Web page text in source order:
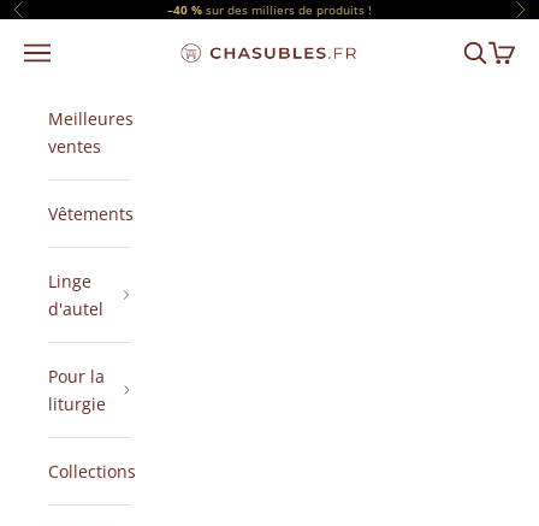
Passer au contenu
Précédent –40 % sur des milliers de produits !
CHASUBLES.FR
Menu Panier
Meilleures
ventes
Vêtements
Linge
d'autel
Pour la
liturgie
Collections